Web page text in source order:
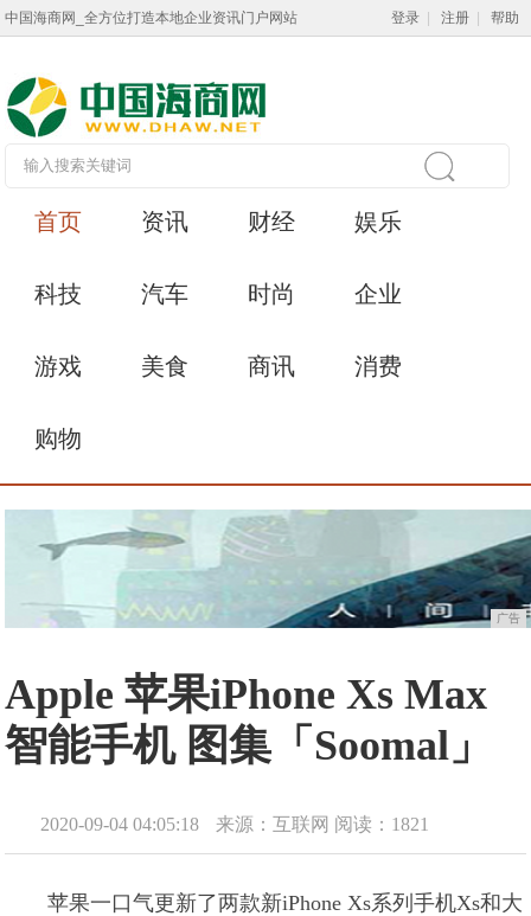
中国海商网_全方位打造本地企业资讯门户网站 登录 注册 帮助
首页 资讯 财经 娱乐
科技 汽车 时尚 企业
游戏 美食 商讯 消费
购物
广告
Apple 苹果iPhone Xs Max
智能手机 图集「Soomal」
2020-09-04 04:05:18 来源：互联网 阅读：1821
苹果一口气更新了两款新iPhone Xs系列手机Xs和大